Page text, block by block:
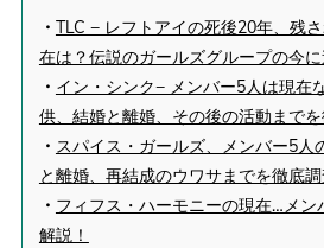
・ TLC − レフトアイの死後20年、残
在は？伝説のガールズグループの今
・ イン・シンク− メンバー5人は現在
供、結婚と離婚、その後の活動までを
・ スパイス・ガールズ、メンバー5人
と離婚、再結成のウワサまでを徹底調
・ フィフス・ハーモニーの現在…メン
解説！